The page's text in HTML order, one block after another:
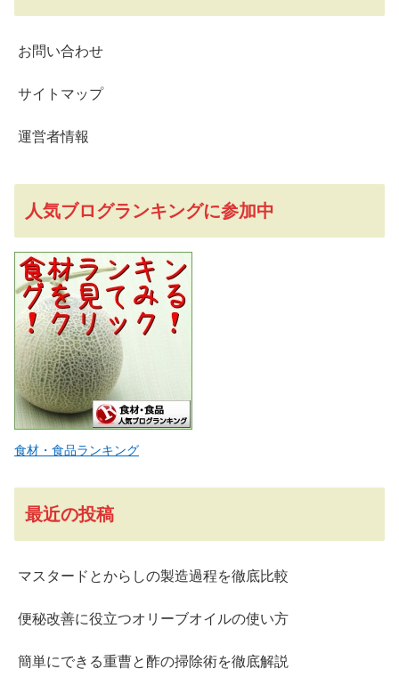
お問い合わせ
サイトマップ
運営者情報
人気ブログランキングに参加中
食材・食品ランキング
最近の投稿
マスタードとからしの製造過程を徹底比較
便秘改善に役立つオリーブオイルの使い方
簡単にできる重曹と酢の掃除術を徹底解説